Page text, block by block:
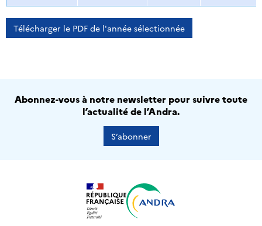
Télécharger le PDF de l'année sélectionnée
Abonnez-vous à notre newsletter pour suivre toute
l’actualité de l’Andra.
S’abonner